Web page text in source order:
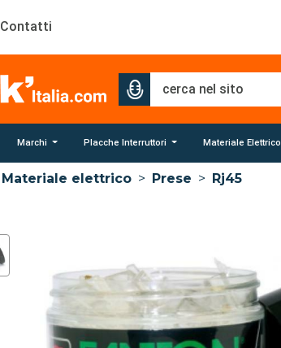
Contatti
Marchi Placche Interruttori Materiale Elettrico
Materiale elettrico > Prese > Rj45